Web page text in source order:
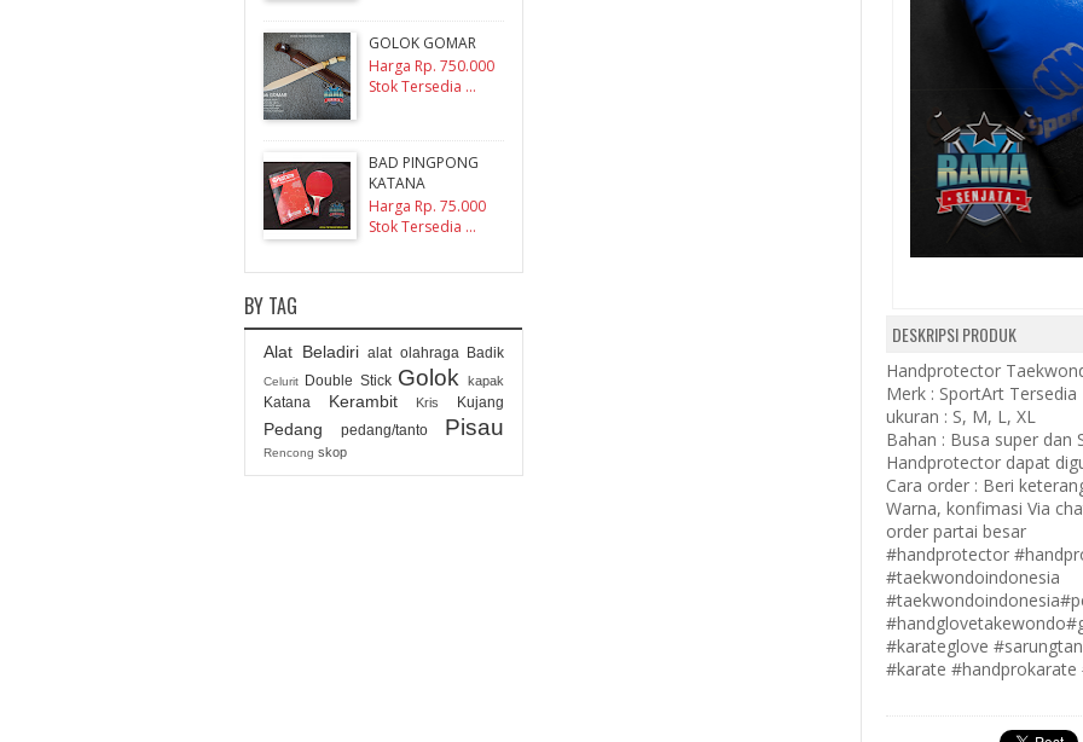
DESKRIPSI PRODUK
Handprotector
Merk : SportArt Tersedia
ukuran : S, M, L, XL
Bahan : Busa super dan
Handprotector dapat
Cara order : Beri
Warna, konfimasi Via
order partai besar
#handprotector
#taekwondoindonesia
#karateglove
#karate
GOLOK GOMAR
Harga Rp. 750.000
Stok Tersedia ...
BAD PINGPONG
KATANA
Harga Rp. 75.000
Stok Tersedia ...
BY TAG
Alat Beladiri alat olahraga Badik
Celurit Double Stick Golok kapak
Katana Kerambit Kris Kujang
Pedang pedang/tanto Pisau
Rencong skop